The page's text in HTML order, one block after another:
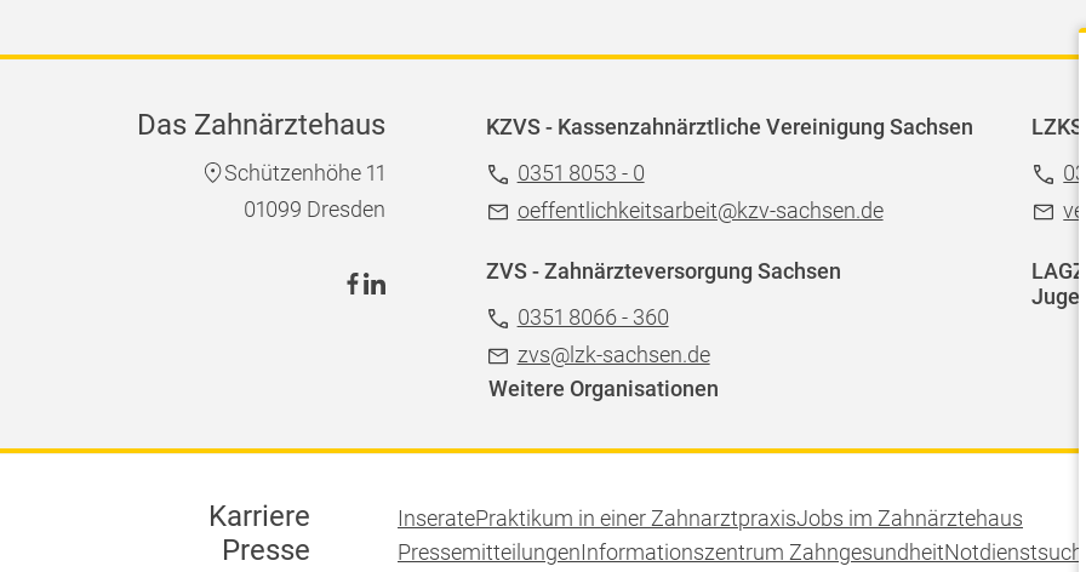
Das Zahnärztehaus
Schützenhöhe 11
01099 Dresden
KZVS - Kassenzahnärztliche Vereinigung Sachsen
0351 8053 - 0
oeffentlichkeitsarbeit@kzv-sachsen.de
ZVS - Zahnärzteversorgung Sachsen
0351 8066 - 360
zvs@lzk-sachsen.de
Weitere Organisationen
Karriere InseratePraktikum in einer ZahnarztpraxisJobs im Zahnärztehaus
Presse PressemitteilungenInformationszentrum Zahngesundheit